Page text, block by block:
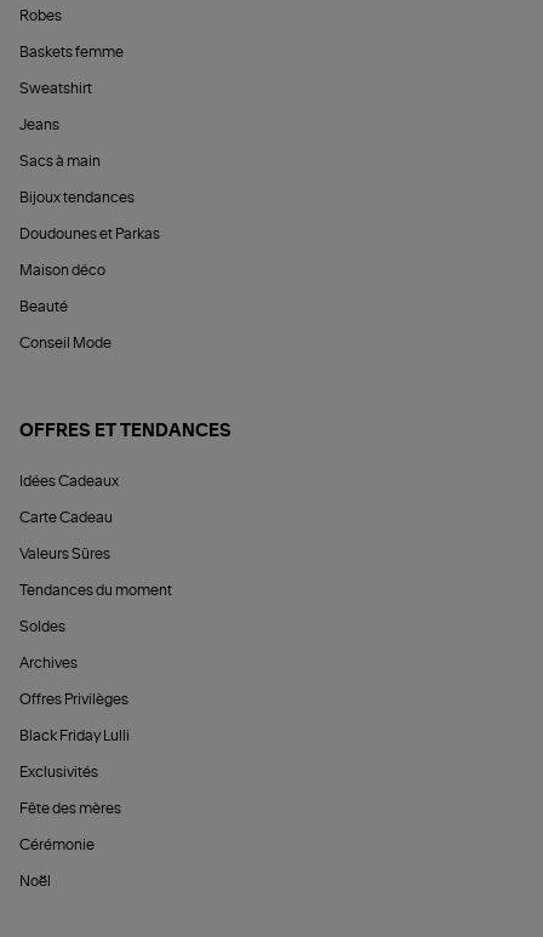
Robes
Baskets femme
Sweatshirt
Jeans
Sacs à main
Bijoux tendances
Doudounes et Parkas
Maison déco
Beauté
Conseil Mode
OFFRES ET TENDANCES
Idées Cadeaux
Carte Cadeau
Valeurs Sûres
Tendances du moment
Soldes
Archives
Offres Privilèges
Black Friday Lulli
Exclusivités
Fête des mères
Cérémonie
Noël